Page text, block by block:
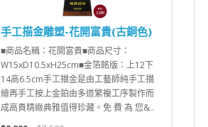
手工描金雕塑-花開富貴(古銅色)
■商品名稱：花開富貴■商品尺寸：
W15xD10.5xH25cm■金箔銘版：上12下
14高6.5cm手工描金是由工藝師純手工描
繪再手工按上金鉑由多道繁複工序製作而
成高貴精緻典雅值得珍藏。免 費 為 您&..